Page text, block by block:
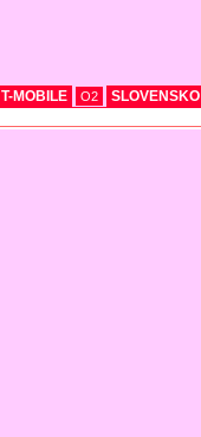
T-MOBILE O2 SLOVENSKO